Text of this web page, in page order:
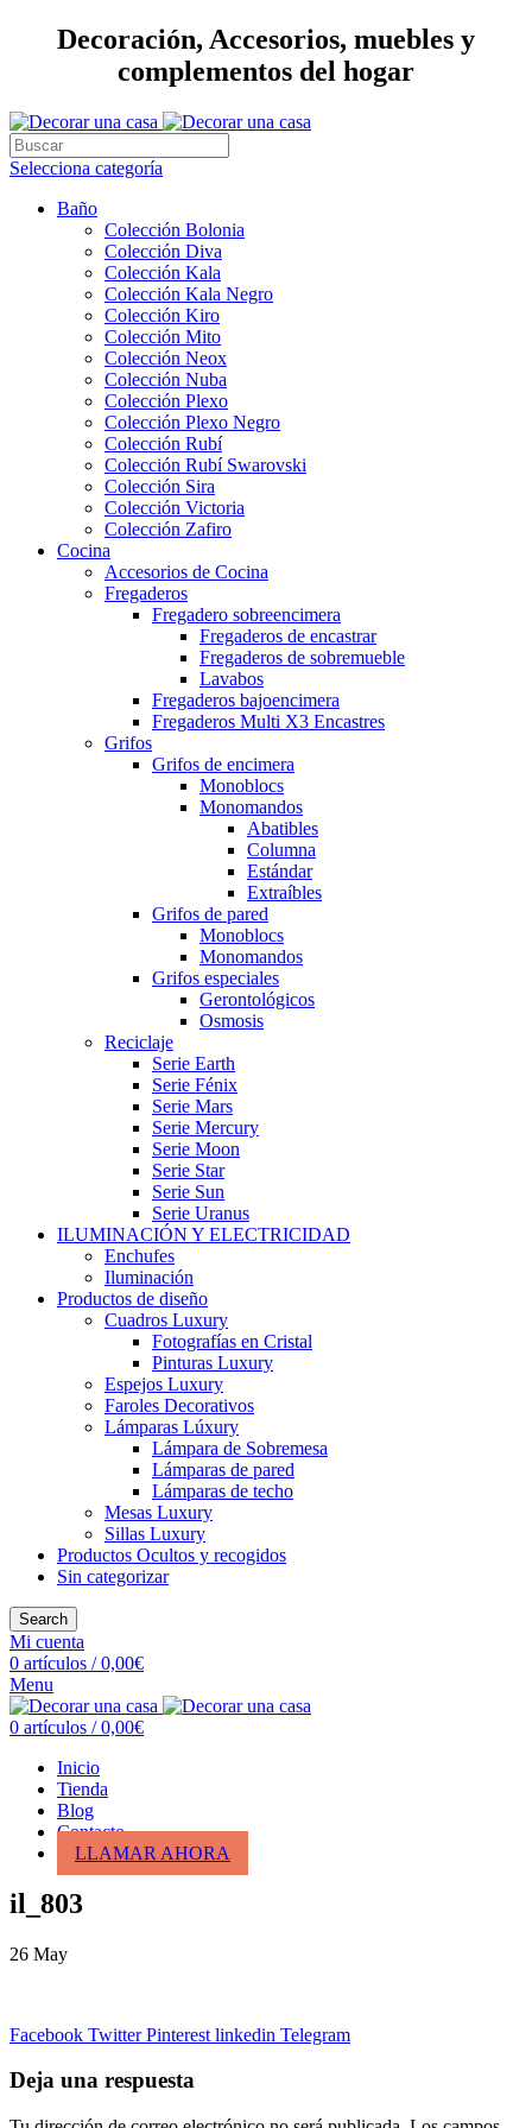
Decoración, Accesorios, muebles y
complementos del hogar
Selecciona categoría
Baño
Colección Bolonia
Colección Diva
Colección Kala
Colección Kala Negro
Colección Kiro
Colección Mito
Colección Neox
Colección Nuba
Colección Plexo
Colección Plexo Negro
Colección Rubí
Colección Rubí Swarovski
Colección Sira
Colección Victoria
Colección Zafiro
Cocina
Accesorios de Cocina
Fregaderos
Fregadero sobreencimera
Fregaderos de encastrar
Fregaderos de sobremueble
Lavabos
Fregaderos bajoencimera
Fregaderos Multi X3 Encastres
Grifos
Grifos de encimera
Monoblocs
Monomandos
Abatibles
Columna
Estándar
Extraíbles
Grifos de pared
Monoblocs
Monomandos
Grifos especiales
Gerontológicos
Osmosis
Reciclaje
Serie Earth
Serie Fénix
Serie Mars
Serie Mercury
Serie Moon
Serie Star
Serie Sun
Serie Uranus
ILUMINACIÓN Y ELECTRICIDAD
Enchufes
Iluminación
Productos de diseño
Cuadros Luxury
Fotografías en Cristal
Pinturas Luxury
Espejos Luxury
Faroles Decorativos
Lámparas Lúxury
Lámpara de Sobremesa
Lámparas de pared
Lámparas de techo
Mesas Luxury
Sillas Luxury
Productos Ocultos y recogidos
Sin categorizar
Search
Mi cuenta
0 artículos / 0,00€
Menu
0 artículos / 0,00€
Inicio
Tienda
Blog
Contacto
LLAMAR AHORA
il_803
26 May
Facebook Twitter Pinterest linkedin Telegram
Deja una respuesta